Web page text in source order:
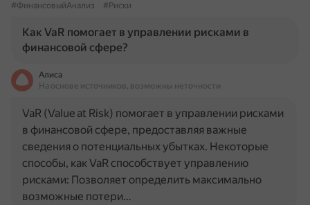
#ФинансовыйАнализ
#Риски
Как VaR помогает в управлении рисками в
финансовой сфере?
Алиса
На основе источников, возможны неточности
VaR (Value at Risk) помогает в управлении рисками
в финансовой сфере, предоставляя важные
сведения о потенциальных убытках. Некоторые
способы, как VaR способствует управлению
рисками: Позволяет определить максимально
возможные потери…